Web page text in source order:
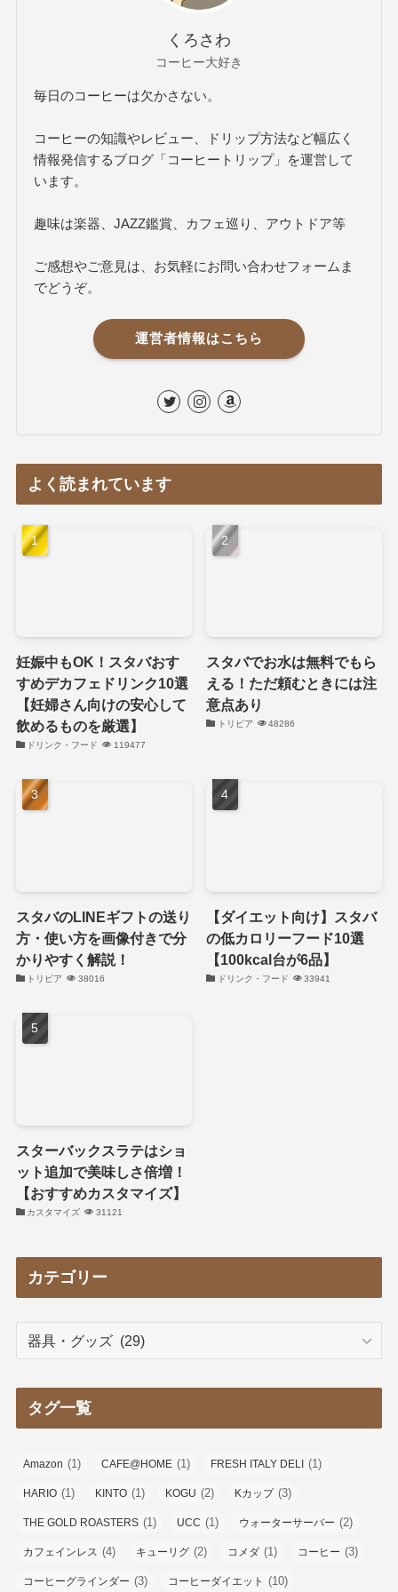
くろさわ
コーヒー大好き
毎日のコーヒーは欠かさない。
コーヒーの知識やレビュー、ドリップ方法など幅広く
情報発信するブログ「コーヒートリップ」を運営して
います。
趣味は楽器、JAZZ鑑賞、カフェ巡り、アウトドア等
ご感想やご意見は、お気軽にお問い合わせフォームま
でどうぞ。
運営者情報はこちら
よく読まれています
妊娠中もOK！スタバおす
すめデカフェドリンク10選
【妊婦さん向けの安心して
飲めるものを厳選】
ドリンク・フード 119477
スタバでお水は無料でもら
える！ただ頼むときには注
意点あり
トリビア 48286
スタバのLINEギフトの送り
方・使い方を画像付きで分
かりやすく解説！
トリビア 38016
【ダイエット向け】スタバ
の低カロリーフード10選
【100kcal台が6品】
ドリンク・フード 33941
スターバックスラテはショ
ット追加で美味しさ倍増！
【おすすめカスタマイズ】
カスタマイズ 31121
カテゴリー
タグ一覧
Amazon (1) CAFE@HOME (1) FRESH ITALY DELI (1)
HARIO (1) KINTO (1) KOGU (2) Kカップ(3)
THE GOLD ROASTERS (1) UCC (1) ウォーターサーバー (2)
カフェインレス (4) キューリグ (2) コメダ (1) コーヒー (3)
コーヒーグラインダー (3) コーヒーダイエット (10)